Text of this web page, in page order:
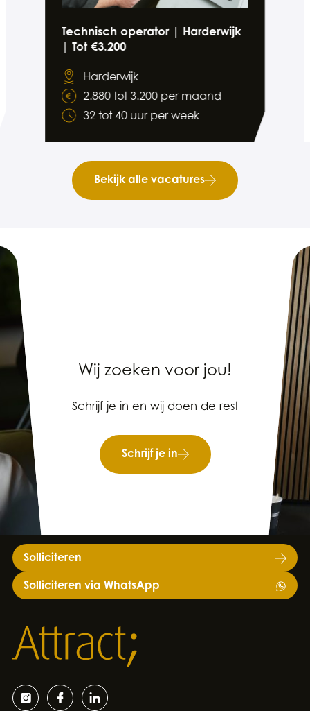
Technisch operator | Harderwijk
| Tot €3.200
Harderwijk
2.880 tot 3.200 per maand
32 tot 40 uur per week
Bekijk alle vacatures
Wij zoeken voor jou!
Schrijf je in en wij doen de rest
Schrijf je in
Solliciteren
Solliciteren via WhatsApp